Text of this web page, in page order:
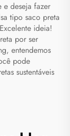
e deseja fazer
tipo saco preta
Excelente ideia!
por ser
entendemos
pode
sustentáveis